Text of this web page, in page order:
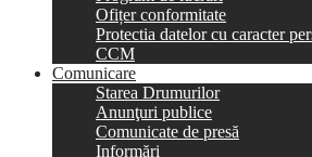
Ofițer conformitate
Protectia datelor cu caracter
CCM
Comunicare
Starea Drumurilor
Anunţuri publice
Comunicate de presă
Informări